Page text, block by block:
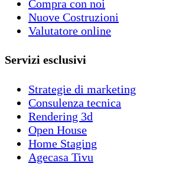
Compra con noi
Nuove Costruzioni
Valutatore online
Servizi esclusivi
Strategie di marketing
Consulenza tecnica
Rendering 3d
Open House
Home Staging
Agecasa Tivu